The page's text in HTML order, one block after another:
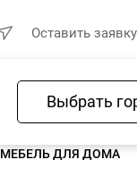
Выбрать
Оставить заявку
Избранное
МЕБЕЛЬ ДЛЯ ДОМА